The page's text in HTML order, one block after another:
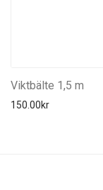
Viktbälte 1,5 m
150.00kr